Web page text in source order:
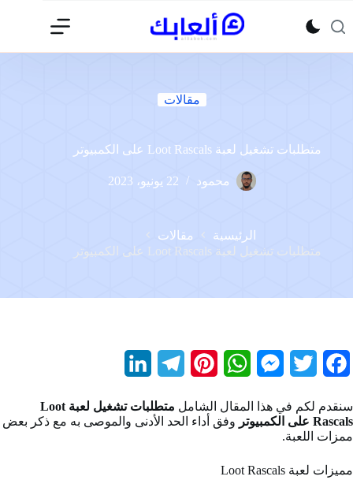
إلى
المحتوى
مقالات
متطلبات تشغيل لعبة Loot Rascals على الكمبيوتر
محمود 22 يونيو، 2023
الرئيسية
مقالات
متطلبات تشغيل لعبة Loot Rascals على الكمبيوتر
c
e
b
t
t
M
e
W
a
s
n
l
n
سنقدم لكم في هذا المقال الشامل
متطلبات تشغيل لعبة Loot
Rascals على الكمبيوتر
وفق أداء الحد الأدنى والموصى به مع ذكر بعض
ممزات اللعبة.
مميزات لعبة Loot Rascals